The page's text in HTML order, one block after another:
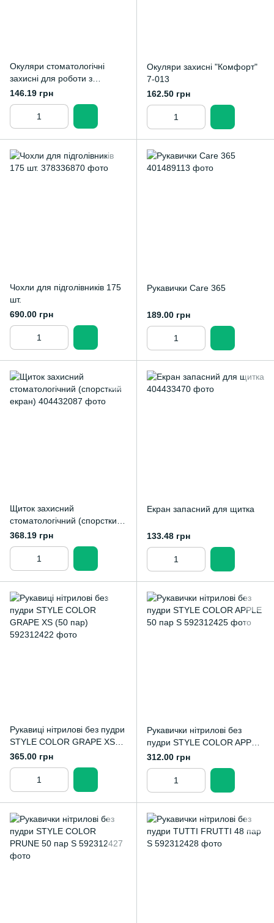
Окуляри стоматологічні
захисні для роботи з
фотополімерною лампою
146.19 грн
Окуляри захисні "Комфорт"
7-013
162.50 грн
Чохли для підголівників 175
шт.
690.00 грн
Рукавички Care 365
189.00 грн
Щиток захисний
стоматологічний (спорсткий
екран)
368.19 грн
Екран запасний для щитка
133.48 грн
Рукавиці нітрилові без пудри
STYLE COLOR GRAPE XS
(50 пар)
365.00 грн
Рукавички нітрилові без
пудри STYLE COLOR APPLE
50 пар S
312.00 грн